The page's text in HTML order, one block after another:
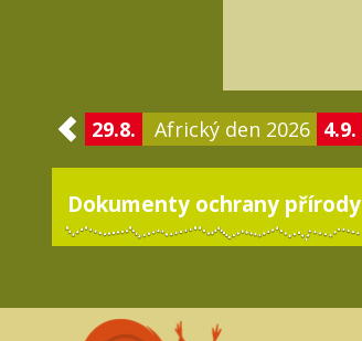
29.8. Africký den 2026 4.9.
Dokumenty ochrany přírody